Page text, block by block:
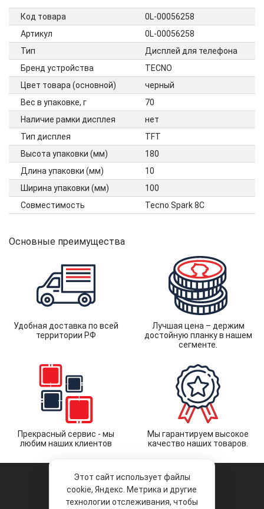
Код товара
0L-00056258
Артикул
0L-00056258
Тип
Дисплей для телефона
Бренд устройства
TECNO
Цвет товара (основной)
черный
Вес в упаковке, г
70
Наличие рамки дисплея
нет
Тип дисплея
TFT
Высота упаковки (мм)
180
Длина упаковки (мм)
10
Ширина упаковки (мм)
100
Совместимость
Tecno Spark 8C
Основные преимущества
Удобная доставка по всей
территории РФ
Лучшая цена – держим
достойную планку в нашем
сегменте.
Прекрасный сервис - мы
любим наших клиентов
Мы гарантируем высокое
качество наших товаров.
Этот сайт использует файлы
cookie, Яндекс. Метрика и другие
технологии отслеживания, чтобы